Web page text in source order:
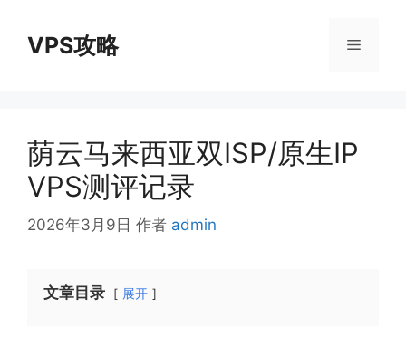
VPS攻略 菜
荫云马来西亚双ISP/原生IP
VPS测评记录
2026年3月9日 作者 admin
文章目录 展开